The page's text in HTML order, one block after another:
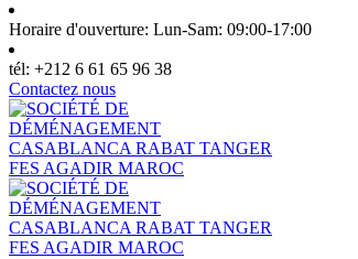
Horaire d'ouverture: Lun-Sam: 09:00-17:00
tél: +212 6 61 65 96 38
Contactez nous